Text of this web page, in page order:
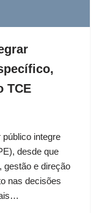
TCE
público integre
desde que
gestão e direção
nas decisões